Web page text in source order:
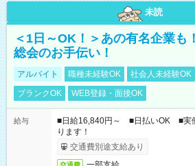
未読
＜1日～OK！＞あの有名企業も
総会のお手伝い！
アルバイト 職種未経験OK 社会人未経験OK
ブランクOK
WEB登録・面接OK
給与
■日給16,840円～ ■日払いOK ■実
ります！
交通費別途支給あり